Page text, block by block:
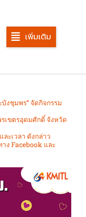
เพิ่มเติม
บังชุมพร” จัดกิจกรรม
เขตรอุดมศักดิ์ จังหวัด
ะเวลา ดังกล่าว
ง Facebook และ